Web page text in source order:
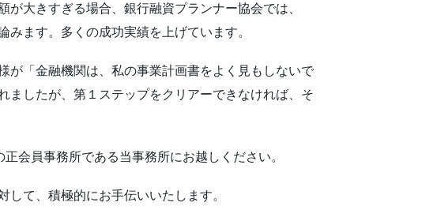
大きすぎる場合、銀行融資プランナー協会では、
ます。多くの成功実績を上げています。
が「金融機関は、私の事業計画書をよく見もしないで
ましたが、第１ステップをクリアーできなければ、そ
会員事務所である当事務所にお越しください。
て、積極的にお手伝いいたします。